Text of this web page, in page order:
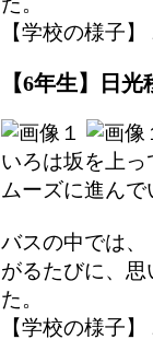
【学校の様子
【6年生】日
いろは坂を上
ムーズに進ん
バスの中では
がるたびに、
た。
【学校の様子